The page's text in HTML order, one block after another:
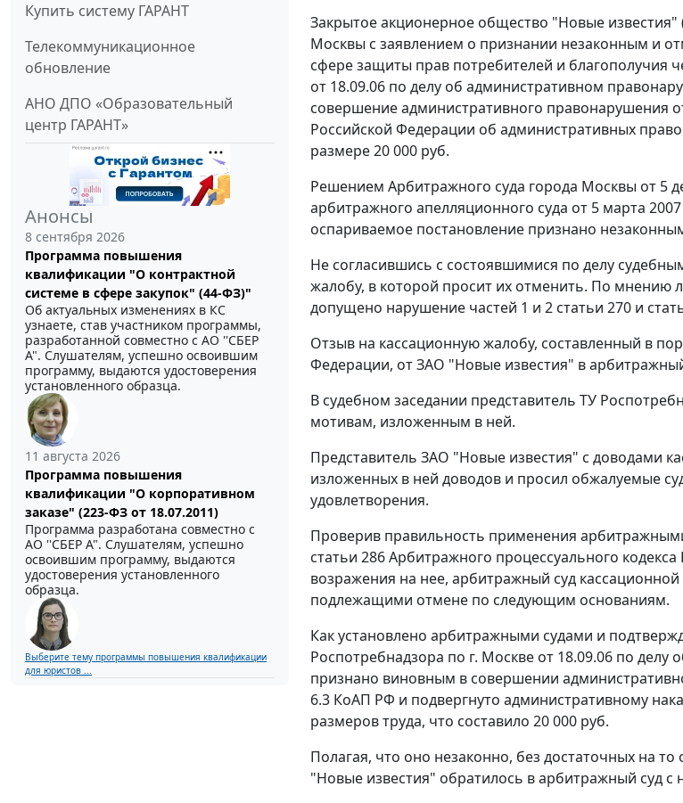
Купить систему ГАРАНТ
Телекоммуникационное
обновление
АНО ДПО «Образовательный
центр ГАРАНТ»
Анонсы
8 сентября 2026
Программа повышения
квалификации "О контрактной
системе в сфере закупок" (44-ФЗ)"
Об актуальных изменениях в КС
узнаете, став участником программы,
разработанной совместно с АО ''СБЕР
А". Слушателям, успешно освоившим
программу, выдаются удостоверения
установленного образца.
11 августа 2026
Программа повышения
квалификации "О корпоративном
заказе" (223-ФЗ от 18.07.2011)
Программа разработана совместно с
АО ''СБЕР А". Слушателям, успешно
освоившим программу, выдаются
удостоверения установленного
образца.
Выберите тему программы повышения квалификации
для юристов ...
Закрытое акционерное общество "Новые
Москвы с заявлением о признании незаконным и
сфере защиты прав потребителей и благополучия
от 18.09.06 по делу об административном
совершение административного правонарушения
Российской Федерации об административных
размере 20 000 руб.
Решением Арбитражного суда города Москвы от 5
арбитражного апелляционного суда от 5 марта
оспариваемое постановление признано
Не согласившись с состоявшимися по делу
жалобу, в которой просит их отменить. По
допущено нарушение частей 1 и 2 статьи 270 и
Отзыв на кассационную жалобу, составленный в
Федерации, от ЗАО "Новые известия" в
В судебном заседании представитель ТУ
мотивам, изложенным в ней.
Представитель ЗАО "Новые известия" с доводами
изложенных в ней доводов и просил обжалуемые
удовлетворения.
Проверив правильность применения
статьи 286 Арбитражного процессуального
возражения на нее, арбитражный суд
подлежащими отмене по следующим основаниям.
Как установлено арбитражными судами и
Роспотребнадзора по г. Москве от 18.09.06 по
признано виновным в совершении
6.3 КоАП РФ и подвергнуто административному
размеров труда, что составило 20 000 руб.
Полагая, что оно незаконно, без достаточных на
"Новые известия" обратилось в арбитражный суд с